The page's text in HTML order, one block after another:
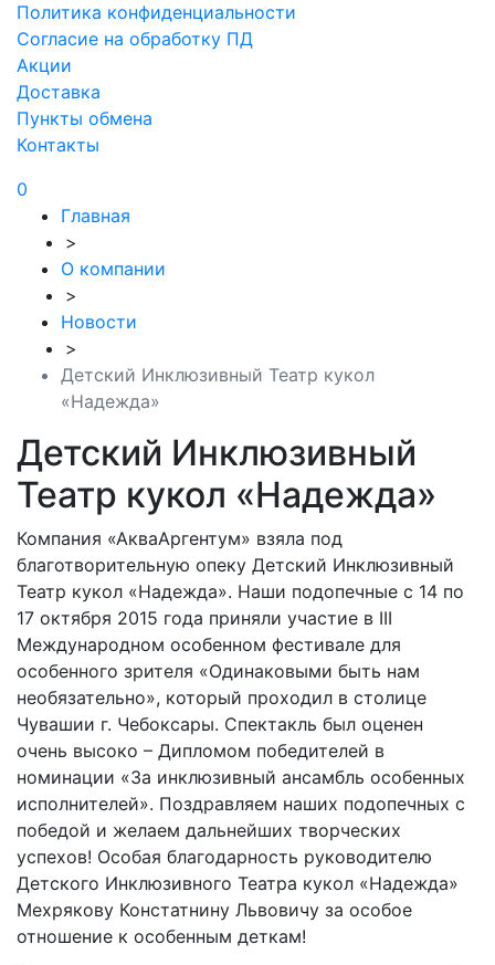
Политика конфиденциальности
Согласие на обработку ПД
Акции
Доставка
Пункты обмена
Контакты
0
Главная
>
О компании
>
Новости
>
Детский Инклюзивный Театр кукол
«Надежда»
Детский Инклюзивный
Театр кукол «Надежда»
Компания «АкваАргентум» взяла под
благотворительную опеку Детский Инклюзивный
Театр кукол «Надежда». Наши подопечные с 14 по
17 октября 2015 года приняли участие в III
Международном особенном фестивале для
особенного зрителя «Одинаковыми быть нам
необязательно», который проходил в столице
Чувашии г. Чебоксары. Спектакль был оценен
очень высоко – Дипломом победителей в
номинации «За инклюзивный ансамбль особенных
исполнителей». Поздравляем наших подопечных с
победой и желаем дальнейших творческих
успехов! Особая благодарность руководителю
Детского Инклюзивного Театра кукол «Надежда»
Мехрякову Констатнину Львовичу за особое
отношение к особенным деткам!